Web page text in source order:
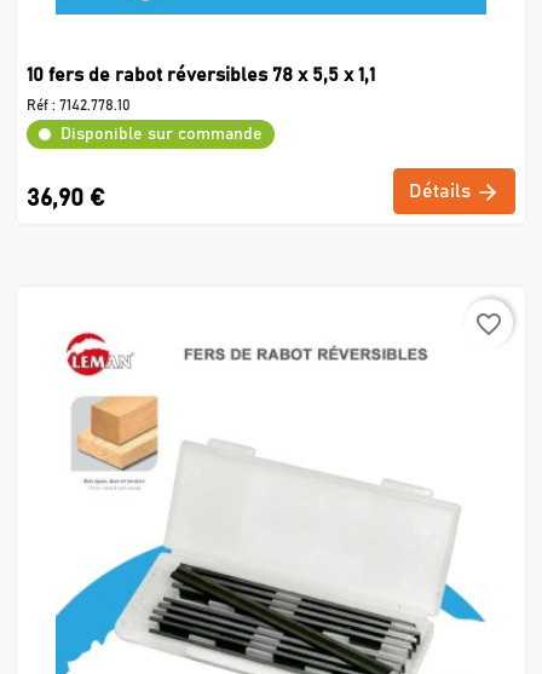
10 fers de rabot réversibles 78 x 5,5 x 1,1
Réf : 7142.778.10
Disponible sur commande
36,90 € Détails
favorite_border